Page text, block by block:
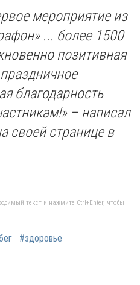
мероприятие из
... более 1500
позитивная
благодарность
– написал
своей странице в
текст и нажмите Ctrl+Enter, чтобы
#здоровье